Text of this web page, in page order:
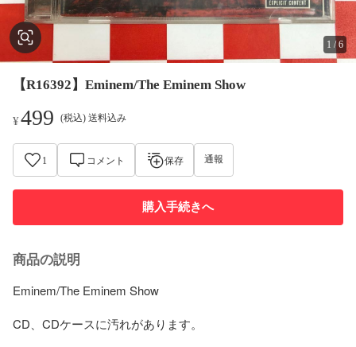
1 /6
【R16392】Eminem/The Eminem Show
¥499 (税込) 送料込み
1 コメント 保存 通報
購入手続きへ
商品の説明
Eminem/The Eminem Show
CD、CDケースに汚れがあります。